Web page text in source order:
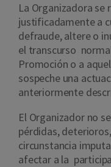
La Organizadora se
justificadamente a
defraude, altere o
el transcurso
Promoción o a
sospeche una
anteriormente
El Organizador no
pérdidas,
circunstancia
afectar a la